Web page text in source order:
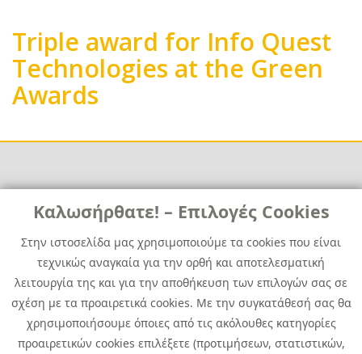
Καλωσήρθατε! – Επιλογές Cookies
Στην ιστοσελίδα μας χρησιμοποιούμε τα cookies που είναι
τεχνικώς αναγκαία για την ορθή και αποτελεσματική
λειτουργία της και για την αποθήκευση των επιλογών σας σε
σχέση με τα προαιρετικά cookies. Με την συγκατάθεσή σας θα
χρησιμοποιήσουμε όποιες από τις ακόλουθες κατηγορίες
προαιρετικών cookies επιλέξετε (προτιμήσεων, στατιστικών,
Triple award for Info Quest
Technologies at the Green
Awards
Χρήσιμα
News
Media Kit
Career
Quest Group